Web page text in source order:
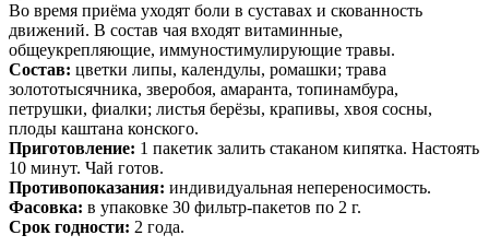
Во время приёма уходят боли в суставах и скованность
движений. В состав чая входят витаминные,
общеукрепляющие, иммуностимулирующие травы.
Состав: цветки липы, календулы, ромашки; трава
золототысячника, зверобоя, амаранта, топинамбура,
петрушки, фиалки; листья берёзы, крапивы, хвоя сосны,
плоды каштана конского.
Приготовление: 1 пакетик залить стаканом кипятка. Настоять
10 минут. Чай готов.
Противопоказания: индивидуальная непереносимость.
Фасовка: в упаковке 30 фильтр-пакетов по 2 г.
Срок годности: 2 года.